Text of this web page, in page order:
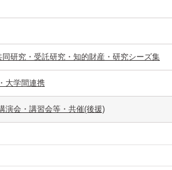
研究・受託研究・知的財産・研究シーズ集
大学間連携
演会・講習会等・共催(後援)